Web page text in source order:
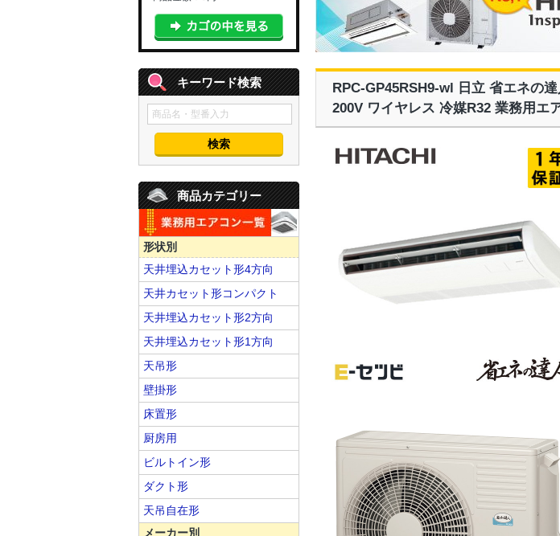
RPC-GP45RSH9-wl 日立 省エネの
200V ワイヤレス 冷媒R32 業務用エ
キーワード検索
商品カテゴリー
形状別
天井埋込カセット形4方向
天井カセット形コンパクト
天井埋込カセット形2方向
天井埋込カセット形1方向
天吊形
壁掛形
床置形
厨房用
ビルトイン形
ダクト形
天吊自在形
メーカー別